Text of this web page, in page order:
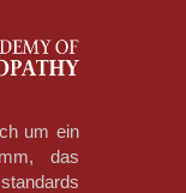
um ein
das